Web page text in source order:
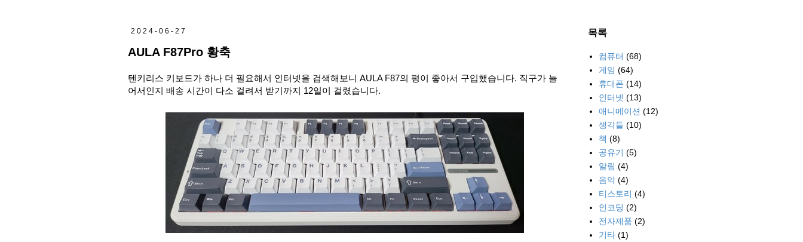
2024-06-27
AULA F87Pro 황축
텐키리스 키보드가 하나 더 필요해서 인터넷을 검색해보니 AULA F87의 평이 좋아서 구입했습니다. 직구가 늘
어서인지 배송 시간이 다소 걸려서 받기까지 12일이 걸렸습니다.
목록
컴퓨터 (68)
게임 (64)
휴대폰 (14)
인터넷 (13)
애니메이션 (12)
생각들 (10)
책 (8)
공유기 (5)
알림 (4)
음악 (4)
티스토리 (4)
인코딩 (2)
전자제품 (2)
기타 (1)